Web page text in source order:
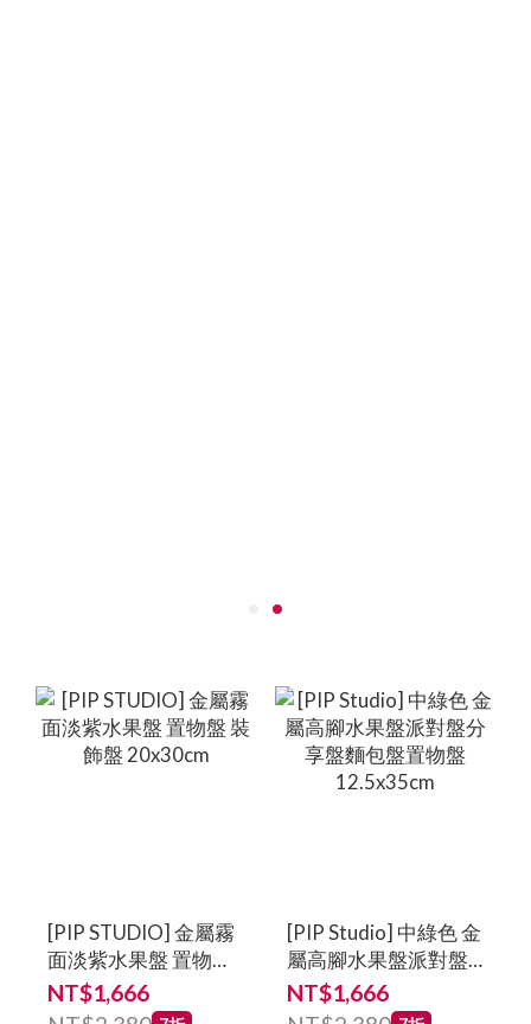
[PIP STUDIO] 金屬霧
面淡紫水果盤 置物盤
裝飾盤 20x30cm
NT$1,666
[PIP Studio] 中綠色 金
屬高腳水果盤派對盤
分享盤麵包盤置物盤
12.5x35cm
NT$1,666